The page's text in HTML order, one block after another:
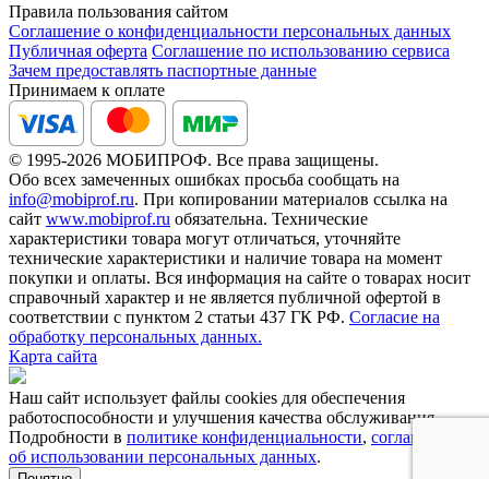
Правила пользования сайтом
Соглашение о конфиденциальности персональных данных
Публичная оферта Соглашение по использованию сервиса
Зачем предоставлять паспортные данные
Принимаем к оплате
© 1995-2026 МОБИПРОФ. Все права защищены.
Обо всех замеченных ошибках просьба сообщать на
info@mobiprof.ru. При копировании материалов ссылка на
сайт www.mobiprof.ru обязательна. Технические
характеристики товара могут отличаться, уточняйте
технические характеристики и наличие товара на момент
покупки и оплаты. Вся информация на сайте о товарах носит
справочный характер и не является публичной офертой в
соответствии с пунктом 2 статьи 437 ГК РФ. Согласие на
обработку персональных данных.
Карта сайта
Наш сайт использует файлы cookies для обеспечения
работоспособности и улучшения качества обслуживания.
Подробности в политике конфиденциальности, соглашении
об использовании персональных данных.